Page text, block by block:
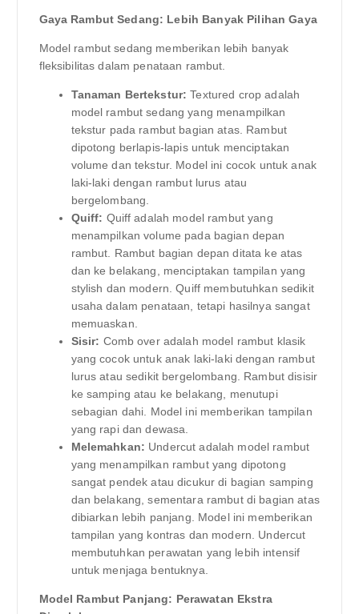
Gaya Rambut Sedang: Lebih Banyak Pilihan Gaya
Model rambut sedang memberikan lebih banyak
fleksibilitas dalam penataan rambut.
Tanaman Bertekstur: Textured crop adalah
model rambut sedang yang menampilkan
tekstur pada rambut bagian atas. Rambut
dipotong berlapis-lapis untuk menciptakan
volume dan tekstur. Model ini cocok untuk anak
laki-laki dengan rambut lurus atau
bergelombang.
Quiff: Quiff adalah model rambut yang
menampilkan volume pada bagian depan
rambut. Rambut bagian depan ditata ke atas
dan ke belakang, menciptakan tampilan yang
stylish dan modern. Quiff membutuhkan sedikit
usaha dalam penataan, tetapi hasilnya sangat
memuaskan.
Sisir: Comb over adalah model rambut klasik
yang cocok untuk anak laki-laki dengan rambut
lurus atau sedikit bergelombang. Rambut disisir
ke samping atau ke belakang, menutupi
sebagian dahi. Model ini memberikan tampilan
yang rapi dan dewasa.
Melemahkan: Undercut adalah model rambut
yang menampilkan rambut yang dipotong
sangat pendek atau dicukur di bagian samping
dan belakang, sementara rambut di bagian atas
dibiarkan lebih panjang. Model ini memberikan
tampilan yang kontras dan modern. Undercut
membutuhkan perawatan yang lebih intensif
untuk menjaga bentuknya.
Model Rambut Panjang: Perawatan Ekstra